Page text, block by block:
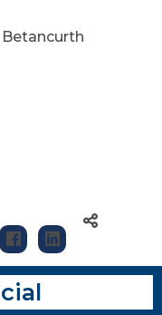
Betancurth